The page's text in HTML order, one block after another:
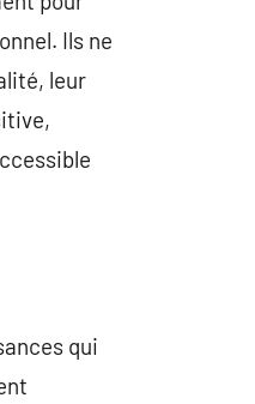
Ils ne
leur
qui